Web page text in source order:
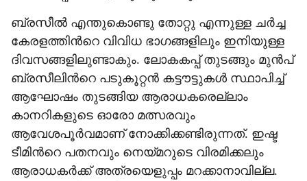
ബ്രസീൽ എന്തുകൊണ്ടു തോറ്റു എന്നുള്ള ചർച്ച
കേരളത്തിന്‍റെ വിവിധ ഭാഗങ്ങളിലും ഇനിയുള്ള
ദിവസങ്ങളിലുണ്ടാകും. ലോകകപ്പ് തുടങ്ങും മുൻപ്
ബ്രസീലിന്‍റെ പടുകൂറ്റൻ കട്ടൗട്ടുകൾ സ്ഥാപിച്ച്
ആഘോഷം തുടങ്ങിയ ആരാധകരെല്ലാം
കാനറികളുടെ ഓരോ മത്സരവും
ആവേശപൂർവമാണ് നോക്കിക്കണ്ടിരുന്നത്. ഇഷ്ട
ടീമിന്‍റെ പതനവും നെയ്മറുടെ വിരമിക്കലും
ആരാധകർക്ക് അത്രയെളുപ്പം മറക്കാനാവില്ല.